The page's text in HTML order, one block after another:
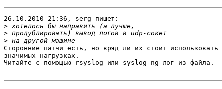
26.10.2010 21:36, serg пишет:
>
>
>
Сторонние патчи есть, но вряд ли их стоит
значимых нагрузках.
Читайте с помощью rsyslog или syslog-ng лог из файла.